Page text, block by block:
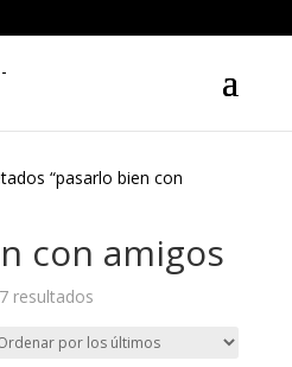
“pasarlo bien con
con amigos
resultados
los